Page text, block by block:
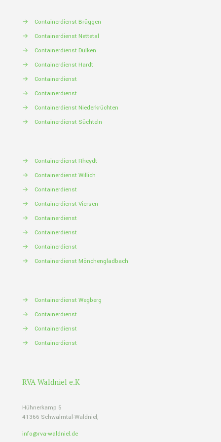
→
Containerdienst Brüggen
→
Containerdienst Nettetal
→
Containerdienst Dülken
→
Containerdienst Hardt
→
Containerdienst
→
Containerdienst
→
Containerdienst Niederkrüchten
→
Containerdienst Süchteln
→
Containerdienst Rheydt
→
Containerdienst Willich
→
Containerdienst
→
Containerdienst Viersen
→
Containerdienst
→
Containerdienst
→
Containerdienst
→
Containerdienst Mönchengladbach
→
Containerdienst Wegberg
→
Containerdienst
→
Containerdienst
→
Containerdienst
RVA Waldniel e.K
Hühnerkamp 5
41366 Schwalmtal-Waldniel,
info@rva-waldniel.de